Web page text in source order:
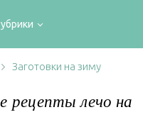
Заготовки на зиму
рецепты лечо на